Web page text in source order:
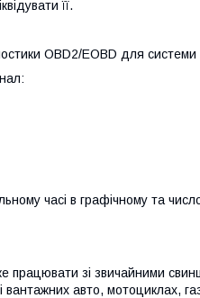
її.
OBD2/EOBD для системи
часі в графічному та
працювати зі звичайними
вантажних авто, мотоциклах,